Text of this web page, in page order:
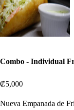
Combo - Individual
₡5,000
Nueva Empanada de